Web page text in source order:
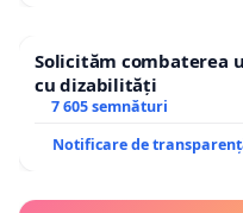
Solicităm combaterea
cu dizabilități
7 605 semnături
Notificare de